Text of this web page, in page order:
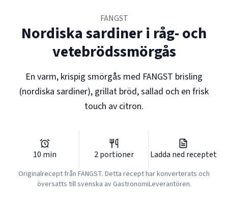
FANGST
Nordiska sardiner i råg- och
vetebrödssmörgås
En varm, krispig smörgås med FANGST brisling
(nordiska sardiner), grillat bröd, sallad och en frisk
touch av citron.
10 min 2 portioner Ladda ned receptet
Originalrecept från FANGST. Detta recept har konverterats och
översatts till svenska av GastronomiLeverantören.